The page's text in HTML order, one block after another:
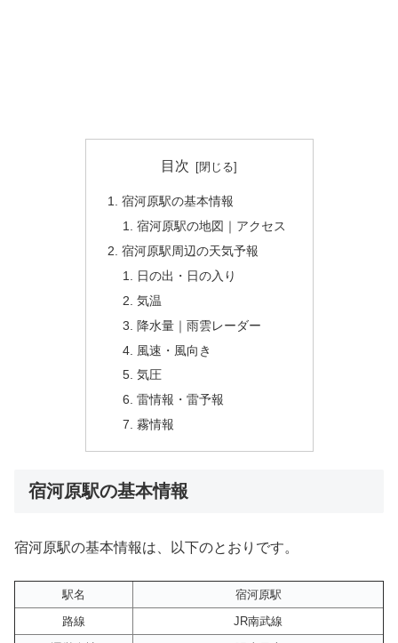
目次
宿河原駅の基本情報
宿河原駅の地図｜アクセス
宿河原駅周辺の天気予報
日の出・日の入り
気温
降水量｜雨雲レーダー
風速・風向き
気圧
雷情報・雷予報
霧情報
宿河原駅の基本情報
宿河原駅の基本情報は、以下のとおりです。
駅名
宿河原駅
路線
JR南武線